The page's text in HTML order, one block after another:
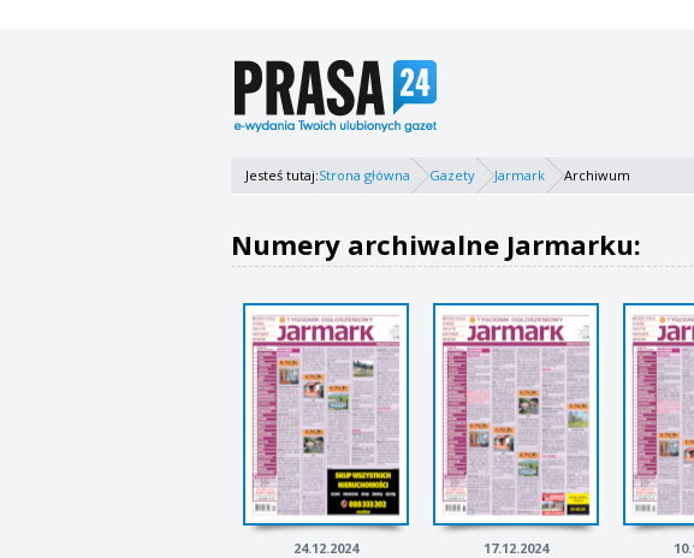
Jesteś tutaj:Strona główna Gazety Jarmark Archiwum
Numery archiwalne Jarmarku:
24.12.2024 17.12.2024